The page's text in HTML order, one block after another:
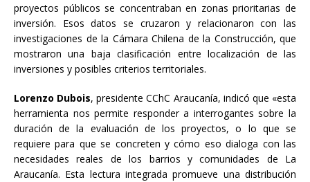
proyectos públicos se concentraban en zonas prioritarias de
inversión. Esos datos se cruzaron y relacionaron con las
investigaciones de la Cámara Chilena de la Construcción, que
mostraron una baja clasificación entre localización de las
inversiones y posibles criterios territoriales.
Lorenzo Dubois, presidente CChC Araucanía, indicó que «esta
herramienta nos permite responder a interrogantes sobre la
duración de la evaluación de los proyectos, o lo que se
requiere para que se concreten y cómo eso dialoga con las
necesidades reales de los barrios y comunidades de La
Araucanía. Esta lectura integrada promueve una distribución